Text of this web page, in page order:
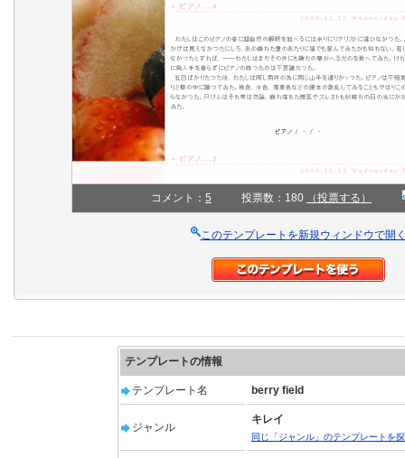
コメント： 5 投票数：180 （投票する）
このテンプレートを新規ウィンドウで開
テンプレートの情報
テンプレート名 berry field
ジャンル
キレイ
同じ「ジャンル」のテンプレートを